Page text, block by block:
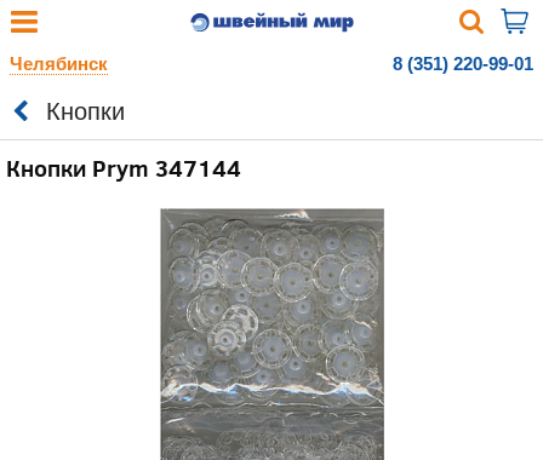
Челябинск 8 (351) 220-99-01
Кнопки
Кнопки Prym 347144